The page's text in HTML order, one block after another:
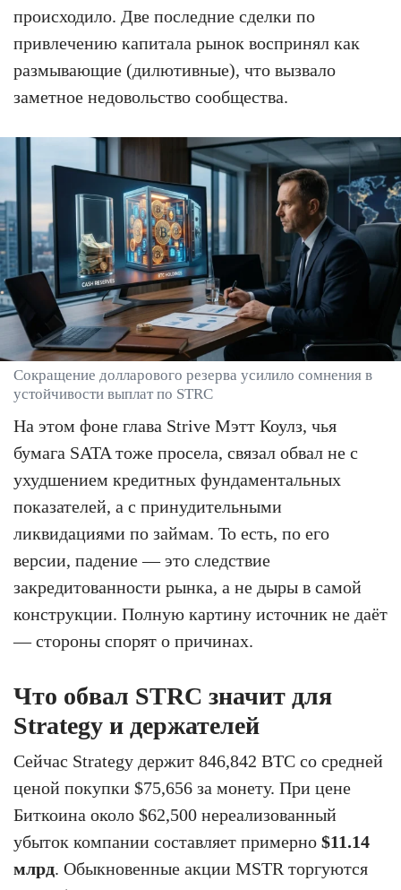
происходило. Две последние сделки по
привлечению капитала рынок воспринял как
размывающие (дилютивные), что вызвало
заметное недовольство сообщества.
Сокращение долларового резерва усилило сомнения в
устойчивости выплат по STRC
На этом фоне глава Strive Мэтт Коулз, чья
бумага SATA тоже просела, связал обвал не с
ухудшением кредитных фундаментальных
показателей, а с принудительными
ликвидациями по займам. То есть, по его
версии, падение — это следствие
закредитованности рынка, а не дыры в самой
конструкции. Полную картину источник не даёт
— стороны спорят о причинах.
Что обвал STRC значит для
Strategy и держателей
Сейчас Strategy держит 846,842 BTC со средней
ценой покупки $75,656 за монету. При цене
Биткоина около $62,500 нереализованный
убыток компании составляет примерно $11.14
млрд. Обыкновенные акции MSTR торгуются